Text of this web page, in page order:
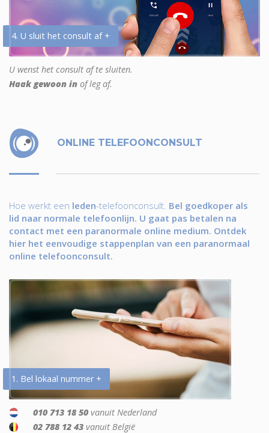
4. U sluit het consult af +
U wenst het consult af te sluiten.
Haak gewoon in of leg af.
ONLINE TELEFOONCONSULT
Hoe werkt een leden-telefoonconsult. Bel goedkoper als
lid naar normale telefoonlijn. U gaat pas betalen na
contact met een paranormale online medium. Ontdek
hier het eenvoudige stappenplan van een paranormaal
online telefoonconsult.
1. Bel lokaal nummer +
010 713 18 50 vanuit Nederland
02 788 12 43 vanuit België